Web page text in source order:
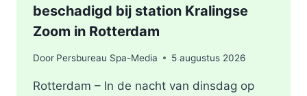
beschadigd bij station Kralingse
Zoom in Rotterdam
Door Persbureau Spa-Media 5 augustus 2026
Rotterdam – In de nacht van dinsdag op